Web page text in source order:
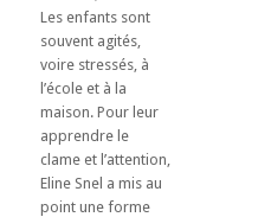
Les enfants sont
souvent agités,
voire stressés, à
l’école et à la
maison. Pour leur
apprendre le
clame et l’attention,
Eline Snel a mis au
point une forme